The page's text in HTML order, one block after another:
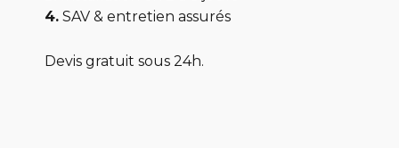
4. SAV & entretien assurés
Devis gratuit sous 24h.